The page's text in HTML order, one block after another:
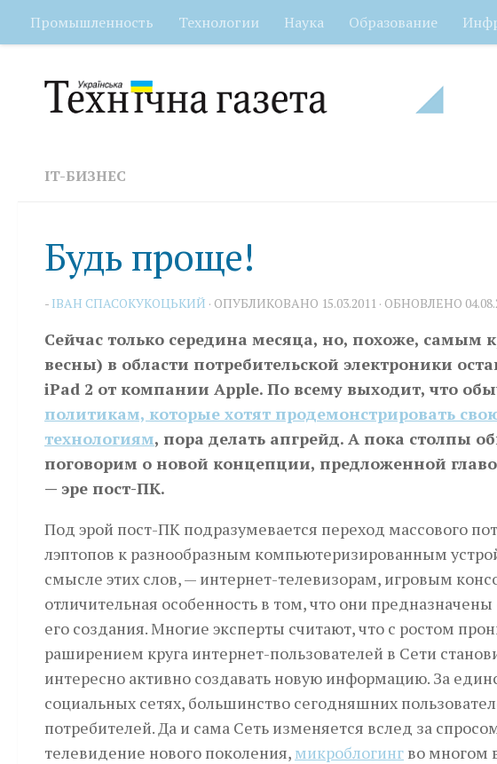
Перейти к содержимому
Промышленность Технологии Наука Образование
IT-БИЗНЕС
Будь проще!
- IВАН СПАСОКУКОЦЬКИЙ · ОПУБЛИКОВАНО 15.03.2011 · ОБНОВЛЕНО
Cейчас только середина месяца, но, похоже,
весны) в области потребительской электроники
iPad 2 от компании Apple. По всему выходит, что
политикам, которые хотят продемонстрировать
технологиям, пора делать апгрейд. А пока столпы
поговорим о новой концепции, предложенной
— эре пост-ПК.
Под эрой пост-ПК под­разумевается переход массового
лэптопов к разнообразным компьютеризированным
смысле этих слов, — интернет-телевизорам, игровым
отличительная особенность в том, что они
его создания. Многие эксперты считают, что с ростом
раширением круга ин­тер­­­­­нет-­поль­­­зо­­­­­ва­­­те­­лей в Сети
интересно активно создавать новую информацию. За
социальных сетях, большинство сегодняшних
потребителей. Да и сама Сеть изменяется вслед за
телевидение нового поколения, микроблогинг во многом